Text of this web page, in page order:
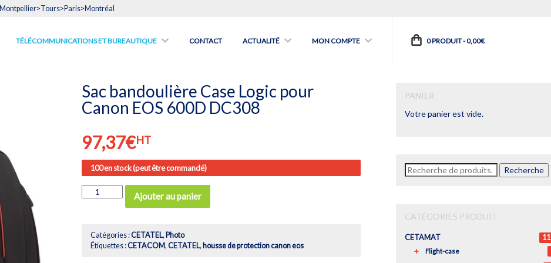
Montpellier>Tours>Paris>Montréal
TÉLÉCOMMUNICATIONS ET BUREAUTIQUE CONTACT ACTUALITÉ MON COMPTE 0 PRODUIT -0,00€
Sac bandoulière Case Logic pour
Canon EOS 600D DC308
97,37€HT
100 en stock (peut être commandé)
quantité
de
Case
Logic
Ajouter au panier
Catégories :CETATEL, Photo
Étiquettes :CETACOM, CETATEL, housse de protection canon eos
PANIER
Votre panier est vide.
Recherche
pour :
Recherche
CATÉGORIES PRODUIT
CETAMAT
Flight-case